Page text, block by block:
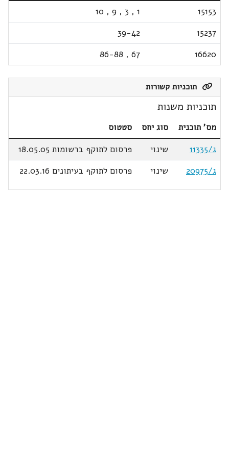
15153
1
,
3
,
9
,
10
15237
39-42
16620
67
,
86-88
תוכניות קשורות
תוכניות משנות
מס' תוכנית סוג יחס
סטטוס
ג/11335
שינוי
פרסום לתוקף ברשומות 18.05.05
ג/20975
שינוי פרסום לתוקף בעיתונים 22.03.16